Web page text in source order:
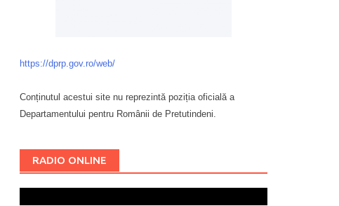
https://dprp.gov.ro/web/
Conținutul acestui site nu reprezintă poziția oficială a
Departamentului pentru Românii de Pretutindeni.
RADIO ONLINE